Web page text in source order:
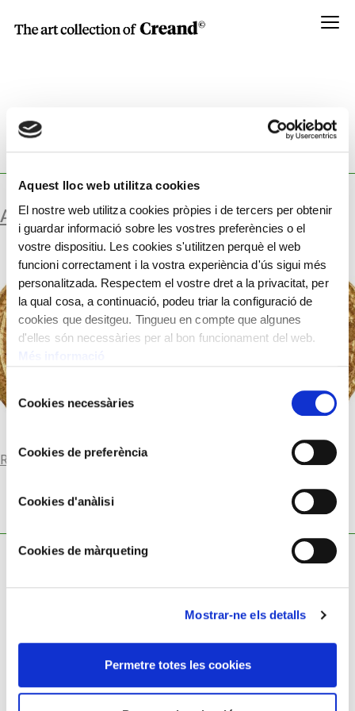
Aquest lloc web utilitza cookies
El nostre web utilitza cookies pròpies i de tercers per obtenir
i guardar informació sobre les vostres preferències o el
vostre dispositiu. Les cookies s'utilitzen perquè el web
funcioni correctament i la vostra experiència d'ús sigui més
personalitzada. Respectem el vostre dret a la privacitat, per
la qual cosa, a continuació, podeu triar la configuració de
cookies que desitgeu. Tingueu en compte que algunes
d'elles són necessàries per al bon funcionament del web.
Selecció
deCookies necessàries
Cookies de preferència
Cookies d'anàlisi
Cookies de màrqueting
Mostrar-ne els detalls
Permetre totes les cookies
Menú
WORKSHOP:
MINTED BY SEVERUS ALEXANDER,
ROMAN EMPEROR.
AUREUS
Read more
Privacy policy
Legal notice